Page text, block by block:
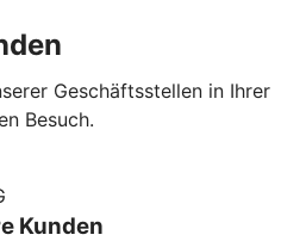
Geschäftsstellen in Ihrer
Besuch.
Kunden